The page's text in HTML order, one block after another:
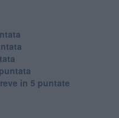
in 5 puntate